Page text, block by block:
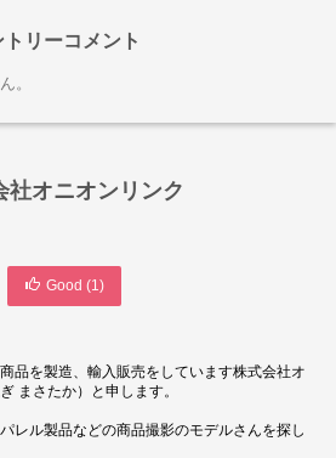
リーコメント
。
社オニオンリンク
Good (1)
品を製造、輸入販売をしています株式会社オ
まさたか）と申します。
レル製品などの商品撮影のモデルさんを探し